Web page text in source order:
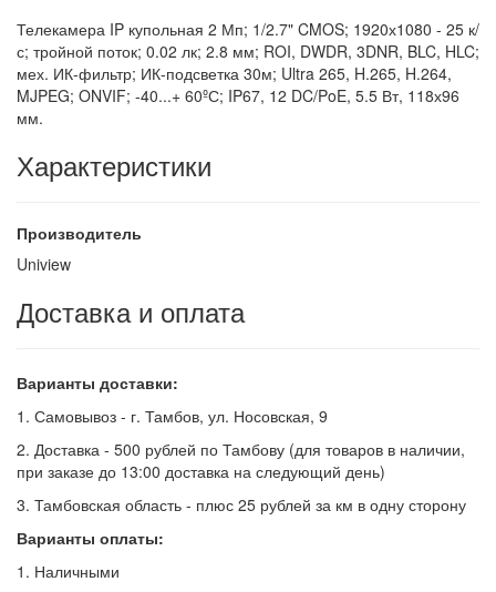
Телекамера IP купольная 2 Мп; 1/2.7" CMOS; 1920х1080 - 25 к/
с; тройной поток; 0.02 лк; 2.8 мм; ROI, DWDR, 3DNR, BLC, HLC;
мех. ИК-фильтр; ИК-подсветка 30м; Ultra 265, H.265, H.264,
MJPEG; ONVIF; -40...+ 60ºС; IP67, 12 DC/PoE, 5.5 Вт, 118х96
мм.
Характеристики
Производитель
Uniview
Доставка и оплата
Варианты доставки:
1. Самовывоз - г. Тамбов, ул. Носовская, 9
2. Доставка - 500 рублей по Тамбову (для товаров в наличии,
при заказе до 13:00 доставка на следующий день)
3. Тамбовская область - плюс 25 рублей за км в одну сторону
Варианты оплаты:
1. Наличными